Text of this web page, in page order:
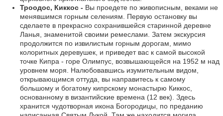
Троодос, Киккос - Вы проедете по живописным, веками не
менявшимся горным селениям. Первую остановку вы
сделаете в прекрасно сохранившейся старинной деревне
Ланья, знаменитой своими ремеслами. Затем экскурсия
продолжится по извилистым горным дорогам, мимо
колоритных деревушек, и приведет вас к самой высокой
точке Кипра - горе Олимпус, возвышающейся на 1952 м над
уровнем моря. Налюбовавшись изумительным видом,
открывающимся оттуда, вы направитесь к самому
большому и богатому кипрскому монастырю Киккос,
основанному в византийские времена (12 век). Здесь
хранится чудотворная икона Богородицы, по преданию